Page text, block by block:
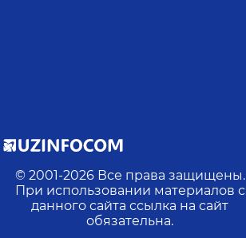
© 2001-2026 Все права защищены.
При использовании материалов с
данного сайта ссылка на сайт
обязательна.